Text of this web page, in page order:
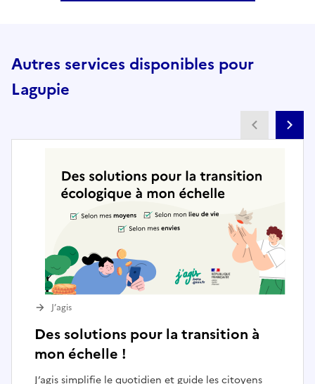
Autres services disponibles pour
Lagupie
Des solutions pour la transition à
mon échelle !
J’agis simplifie le quotidien et guide les citoyens
J’agis